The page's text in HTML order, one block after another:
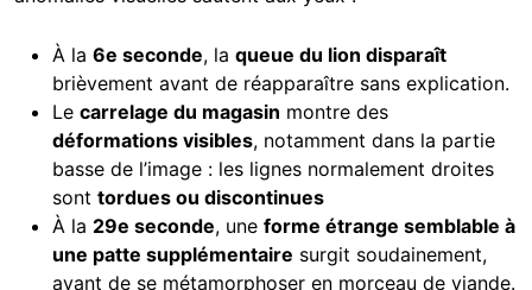
À la 6e seconde, la queue du lion disparaît
brièvement avant de réapparaître sans explication.
Le carrelage du magasin montre des
déformations visibles, notamment dans la partie
basse de l’image : les lignes normalement droites
sont tordues ou discontinues
À la 29e seconde, une forme étrange semblable à
une patte supplémentaire surgit soudainement,
avant de se métamorphoser en morceau de viande.